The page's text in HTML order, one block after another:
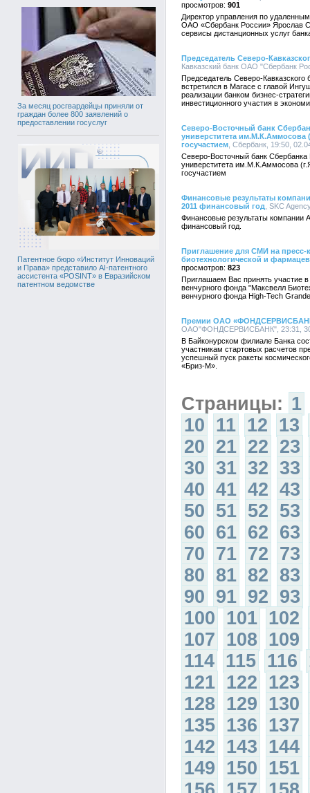
За месяц росгвардейцы приняли от
граждан более 800 заявлений о
предоставлении госуслуг
Патентное бюро «Институт Инноваций
и Права» представило AI-патентного
ассистента «POSINT» в Евразийском
патентном ведомстве
901
Директор управления по
ОАО «Сбербанк России» Ярослав
сервисы дистанционных услуг
Председатель Северо-
Кавказский банк ОАО "Сбербанк
Председатель Северо-
встретился в Магасе с главой
реализации банком бизнес-
инвестиционного участия в
Северо-Восточный банк
универститета им.М.К.Аммосова
госучастием , Сбербанк, 19:50,
Северо-Восточный банк Сбербанка
универститета им.М.К.Аммосова
госучастием
Финансовые результаты
2011 финансовый год , SKC
Финансовые результаты компании
финансовый год.
Приглашение для СМИ на
биотехнологической и
823
Приглашаем Вас принять участие
венчурного фонда "Максвелл
венчурного фонда High-Tech
Премии ОАО
ОАО"ФОНДСЕРВИСБАНК", 23:31,
В Байконурском филиале Банка
участникам стартовых расчетов
успешный пуск ракеты
«Бриз-М».
Страницы: 1
10 11 12 13
20 21 22 23
30 31 32 33
40 41 42 43
50 51 52 53
60 61 62 63
70 71 72 73
80 81 82 83
90 91 92 93
100 101 102
107 108 109
114 115 116
121 122 123
128 129 130
135 136 137
142 143 144
149 150 151